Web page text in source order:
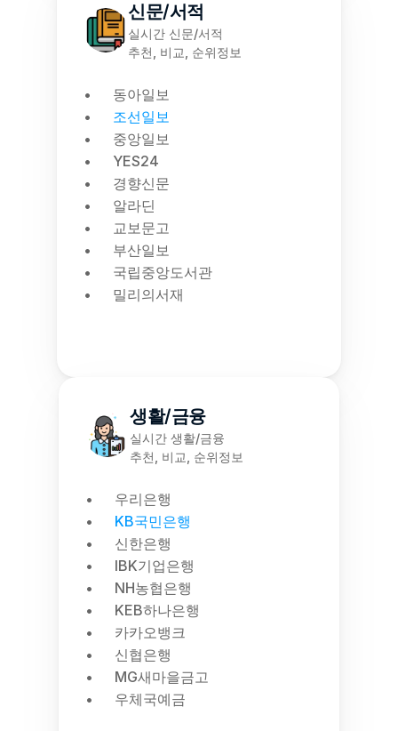
신문/서적
실시간 신문/서적
추천, 비교, 순위정보
동아일보
조선일보
중앙일보
YES24
경향신문
알라딘
교보문고
부산일보
국립중앙도서관
밀리의서재
생활/금융
실시간 생활/금융
추천, 비교, 순위정보
우리은행
KB국민은행
신한은행
IBK기업은행
NH농협은행
KEB하나은행
카카오뱅크
신협은행
MG새마을금고
우체국예금